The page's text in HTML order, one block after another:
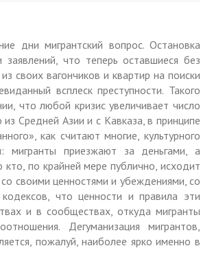
дни мигрантский вопрос. Остановка
что теперь оставшиеся без
своих вагончиков и квартир на поиски
всплеск преступности. Такого
что любой кризис увеличивает число
Средней Азии и с Кавказа, в принципе
как считают многие, культурного
мигранты приезжают за деньгами, а
по крайней мере публично, исходит
своими ценностями и убеждениями, со
что ценности и правила эти
и в сообществах, откуда мигранты
Дегуманизация мигрантов,
пожалуй, наиболее ярко именно в